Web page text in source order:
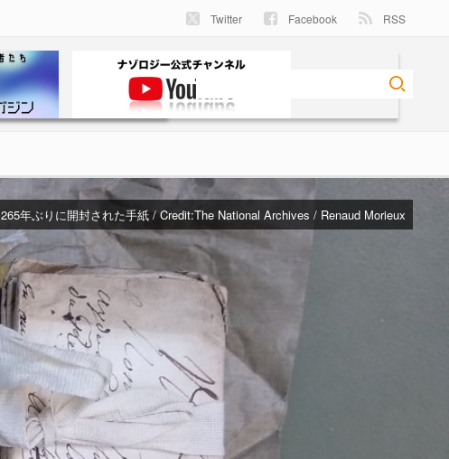
Twitter Facebook RSS
265年ぶりに開封された手紙 / Credit:The National Archives / Renaud Morieux